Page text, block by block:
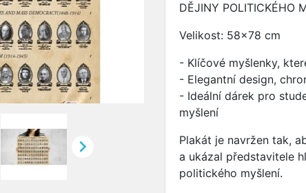

DĚJINY POLITICKÉHO
Velikost: 58x78 cm
- Klíčové myšlenky,
- Elegantní design,
- Ideální dárek pro
myšlení
Plakát je navržen tak,
a ukázal představitele
politického myšlení.